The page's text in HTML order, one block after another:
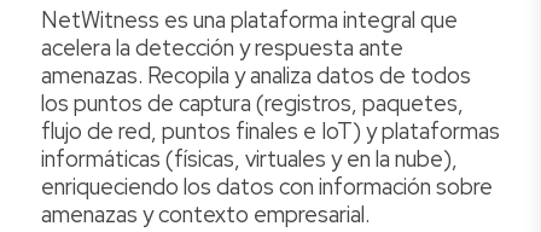
NetWitness es una plataforma integral que
acelera la detección y respuesta ante
amenazas. Recopila y analiza datos de todos
los puntos de captura (registros, paquetes,
flujo de red, puntos finales e IoT) y plataformas
informáticas (físicas, virtuales y en la nube),
enriqueciendo los datos con información sobre
amenazas y contexto empresarial.